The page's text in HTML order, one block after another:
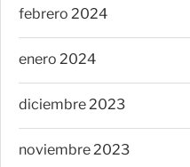
febrero 2024
enero 2024
diciembre 2023
noviembre 2023